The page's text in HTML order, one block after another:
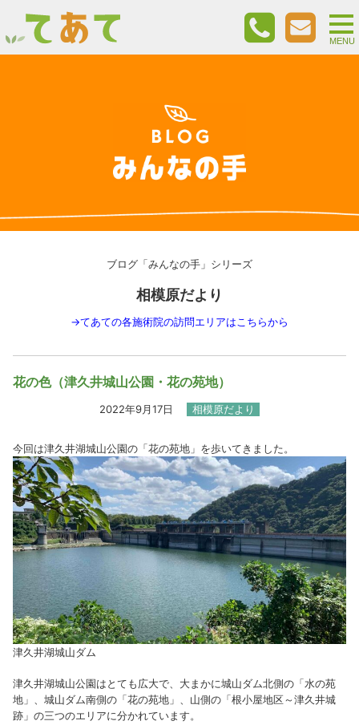
ブログ「みんなの手」シリーズ
相模原だより
→てあての各施術院の訪問エリアはこちらから
花の色（津久井城山公園・花の苑地）
2022年9月17日 相模原だより
今回は津久井湖城山公園の「花の苑地」を歩いてきました。
津久井湖城山ダム
津久井湖城山公園はとても広大で、大まかに城山ダム北側の「水の苑
地」、城山ダム南側の「花の苑地」、山側の「根小屋地区～津久井城
跡」の三つのエリアに分かれています。
MENU